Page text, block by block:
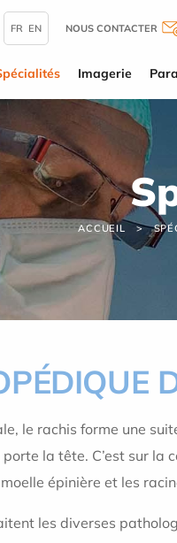
FR EN NOUS CONTACTER
Imagerie
ACCUEIL
le rachis forme une
la tête. C’est sur
épinière et les
les diverses